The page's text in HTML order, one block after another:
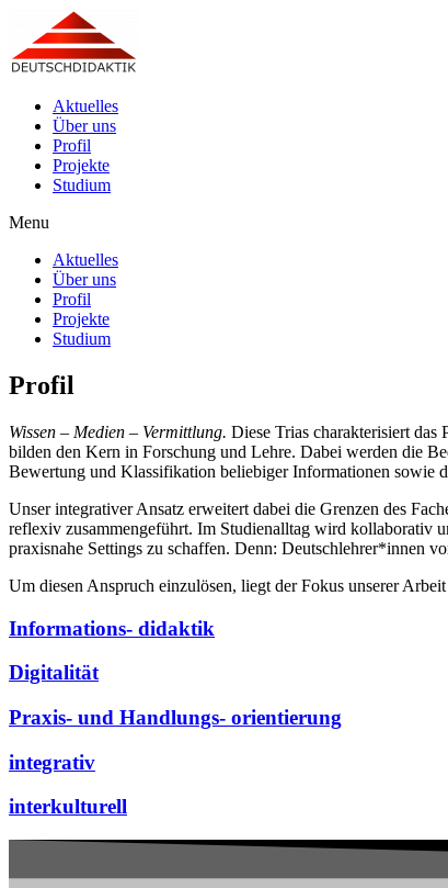
Aktuelles
Über uns
Profil
Projekte
Studium
Menu
Aktuelles
Über uns
Profil
Projekte
Studium
Profil
Wissen – Medien – Vermittlung. Diese Trias charakterisiert
bilden den Kern in Forschung und Lehre. Dabei werden die
Bewertung und Klassifikation beliebiger Informationen sowie
Unser integrativer Ansatz erweitert dabei die Grenzen des
reflexiv zusammengeführt. Im Studienalltag wird kollaborativ
praxisnahe Settings zu schaffen. Denn: Deutschlehrer*innen
Um diesen Anspruch einzulösen, liegt der Fokus unserer
Informations- didaktik
Digitalität
Praxis- und Handlungs- orientierung
integrativ
interkulturell